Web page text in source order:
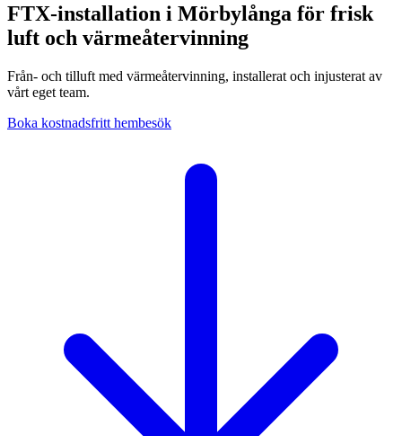
FTX-installation i Mörbylånga för frisk
luft och värmeåtervinning
Från- och tilluft med värmeåtervinning, installerat och injusterat av
vårt eget team.
Boka kostnadsfritt hembesök